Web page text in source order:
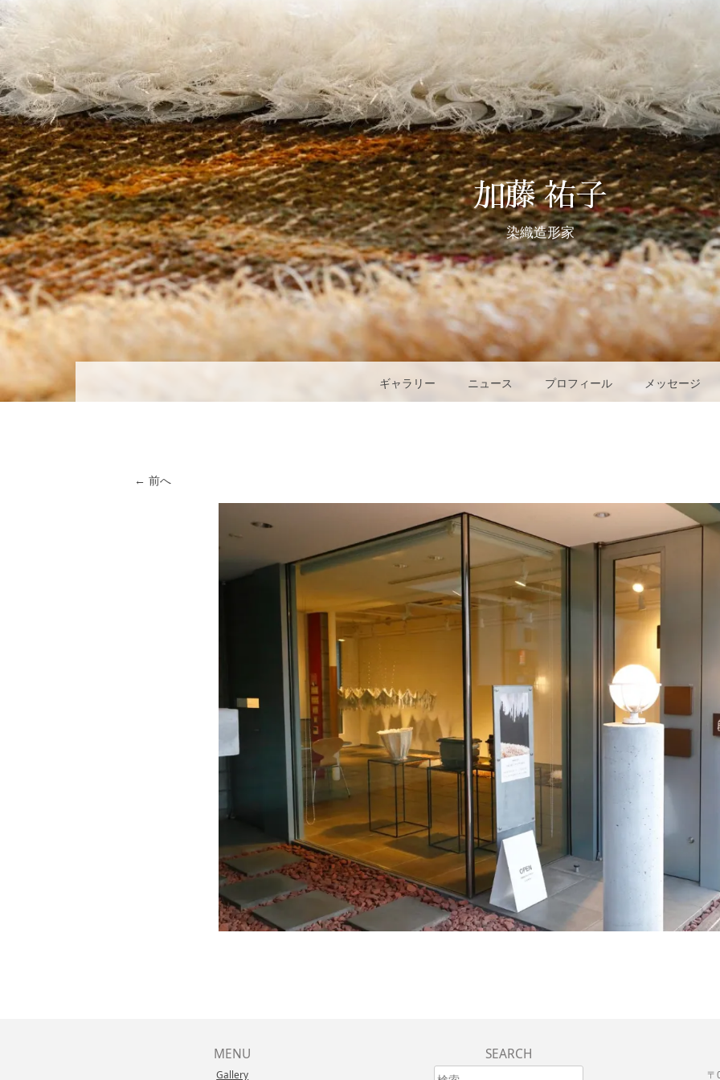
加藤 祐子
染織造形家
ギャラリー ニュース プロフィール メッセージ
← 前へ
MENU
Gallery
SEARCH
検索